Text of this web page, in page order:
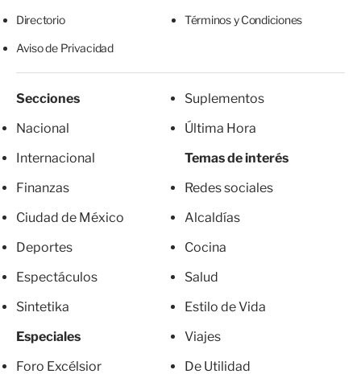
Directorio Términos y Condiciones
Aviso de Privacidad
Secciones
Nacional
Internacional
Finanzas
Ciudad de México
Deportes
Espectáculos
Sintetika
Especiales
Foro Excélsior
Suplementos
Última Hora
Temas de interés
Redes sociales
Alcaldías
Cocina
Salud
Estilo de Vida
Viajes
De Utilidad